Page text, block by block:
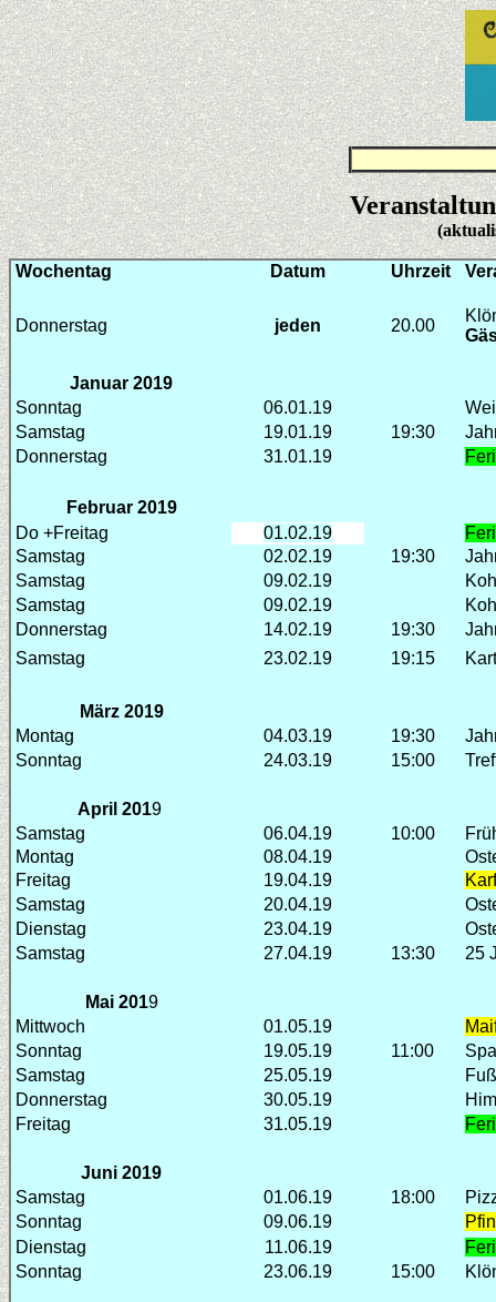
Wochentag Datum Uhrzeit
Donnerstag jeden 20.00
Januar 2019
Sonntag
06.01.19
Samstag
19.01.19 19:30
Donnerstag
31.01.19
Februar 2019
Do +Freitag
01.02.19
Samstag
02.02.19 19:30
Samstag
09.02.19
Samstag
09.02.19
Donnerstag
14.02.19 19:30
Samstag
23.02.19 19:15
März 2019
Montag
04.03.19 19:30
Sonntag
24.03.19 15:00
April 2019
Samstag
06.04.19 10:00
Montag
08.04.19
Freitag
19.04.19
Samstag
20.04.19
Dienstag
23.04.19
Samstag
27.04.19 13:30 25
Mai 2019
Mittwoch
01.05.19
Sonntag
19.05.19 11:00
Samstag
25.05.19
Donnerstag
30.05.19
Freitag
31.05.19
Juni 2019
Samstag
01.06.19 18:00
Sonntag
09.06.19
Dienstag
11.06.19
Sonntag
23.06.19 15:00